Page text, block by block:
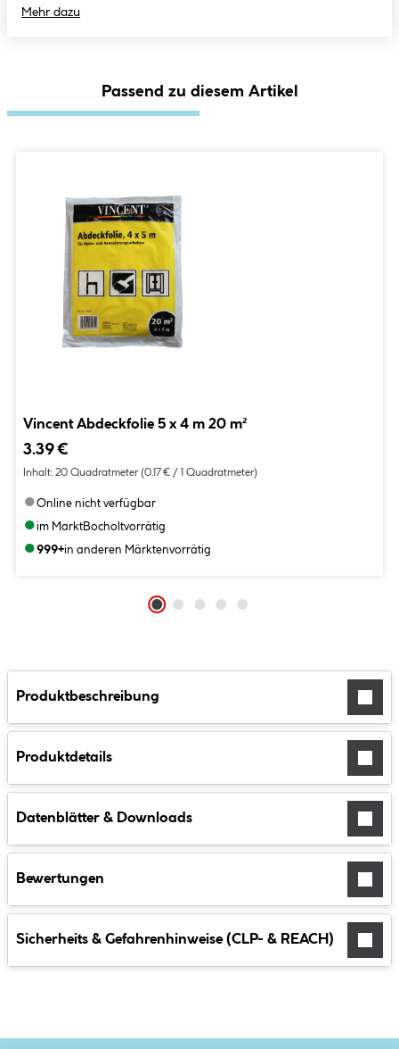
Mehr dazu
Passend zu diesem Artikel
Vincent Abdeckfolie 5 x 4 m 20 m²
3.39 €
Inhalt: 20 Quadratmeter (0.17 € / 1 Quadratmeter)
●Online nicht verfügbar
●im MarktBocholtvorrätig
●999+in anderen Märktenvorrätig
Produktbeschreibung
Produktdetails
Datenblätter & Downloads
Bewertungen
Sicherheits & Gefahrenhinweise (CLP- & REACH)